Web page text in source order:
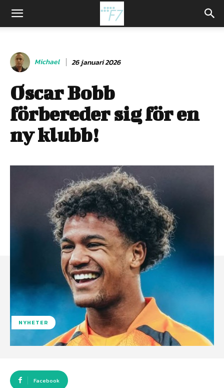
Michael 26 januari 2026
Oscar Bobb
förbereder sig för en
ny klubb!
NYHETER
Facebook